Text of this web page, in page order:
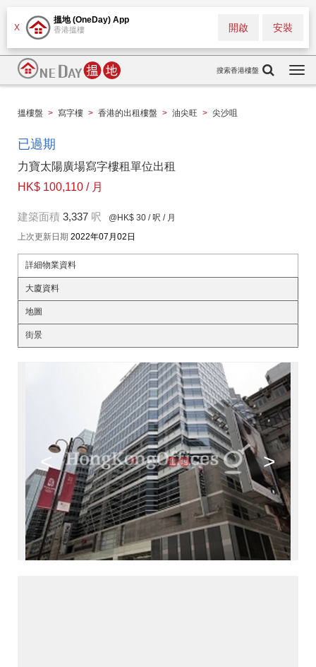
X
搵地 (OneDay) App
香港搵樓 安裝
開啟
搜索香港樓盤
搵樓盤 > 寫字樓 > 香港的出租樓盤 > 油尖旺 > 尖沙咀
已過期
力寶太陽廣場寫字樓租單位出租
HK$ 100,110 / 月
建築面積 3,337 呎 @HK$ 30 / 呎 / 月
上次更新日期 2022年07月02日
詳細物業資料
大廈資料
地圖
街景
< >